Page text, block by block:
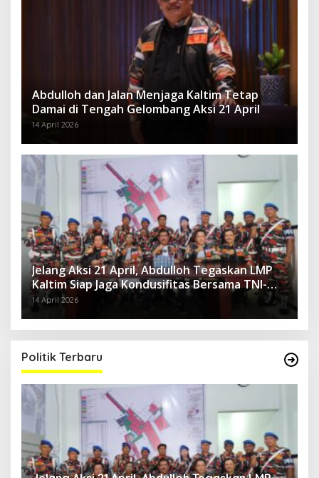
Abdulloh dan Jalan Menjaga Kaltim Tetap
Damai di Tengah Gelombang Aksi 21 April
14 April 2026
Jelang Aksi 21 April, Abdulloh Tegaskan LMP
Kaltim Siap Jaga Kondusifitas Bersama TNI-
Polri
14 April 2026
Politik Terbaru